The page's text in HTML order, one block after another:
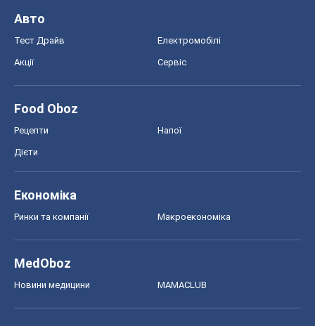
Авто
Тест Драйв Електромобілі
Акції Сервіс
Food Oboz
Рецепти Напої
Дієти
Економіка
Ринки та компанії Макроекономіка
MedOboz
Новини медицини MAMACLUB